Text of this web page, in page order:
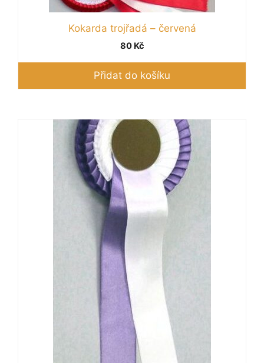
Kokarda trojřadá – červená
80 Kč
Přidat do košíku